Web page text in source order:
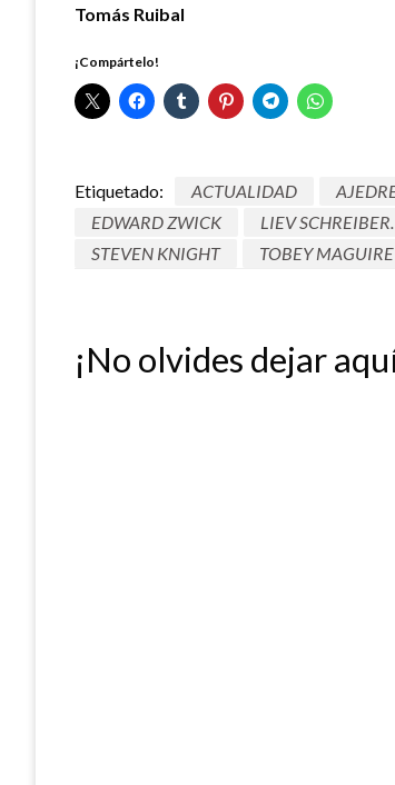
Tomás Ruibal
¡Compártelo!
Etiquetado: ACTUALIDAD
EDWARD ZWICK
LIEV SCHREIBER.
STEVEN KNIGHT
TOBEY MAGUIRE
¡No olvides dejar